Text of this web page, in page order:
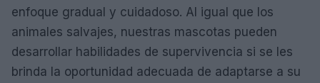
enfoque gradual y cuidadoso. Al igual que los
animales salvajes, nuestras mascotas pueden
desarrollar habilidades de supervivencia si se les
brinda la oportunidad adecuada de adaptarse a su